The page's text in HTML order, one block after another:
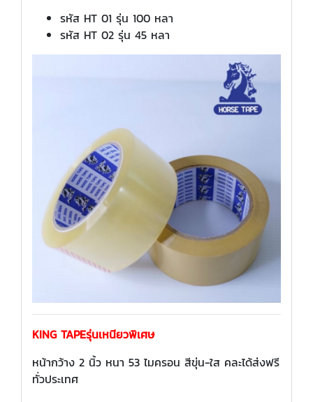
รหัส HT 01 รุ่น 100 หลา
รหัส HT 02 รุ่น 45 หลา
KING TAPEรุ่นเหนียวพิเศษ
หน้ากว้าง 2 นิ้ว หนา 53 ไมครอน สีขุ่น-ใส คละได้ส่งฟรี
ทั่วประเทศ